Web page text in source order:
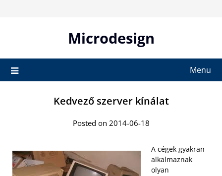
Microdesign
Menu
Kedvező szerver kínálat
Posted on 2014-06-18
A cégek gyakran
alkalmaznak
olyan